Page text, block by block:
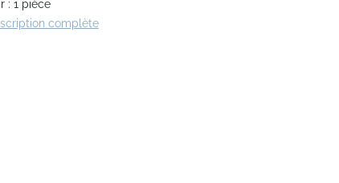
: 1 pièce
complète